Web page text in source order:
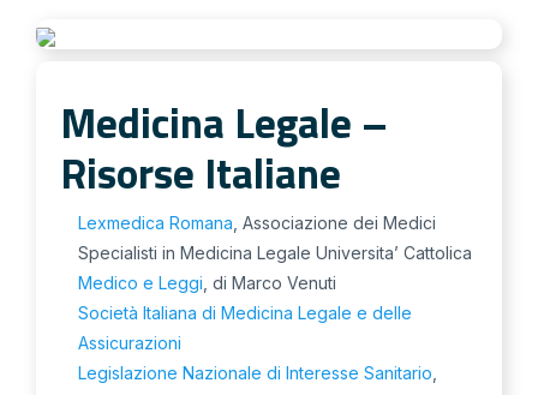
Medicina Legale –
Risorse Italiane
Lexmedica Romana , Associazione dei Medici
Specialisti in Medicina Legale Universita’ Cattolica
Medico e Leggi , di Marco Venuti
Società Italiana di Medicina Legale e delle
Assicurazioni
Legislazione Nazionale di Interesse Sanitario